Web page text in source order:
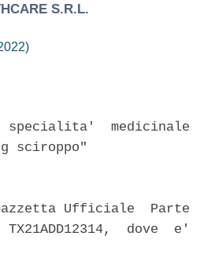
S.R.L.
medicinale
sciroppo"
Ufficiale  Parte
dove  e'